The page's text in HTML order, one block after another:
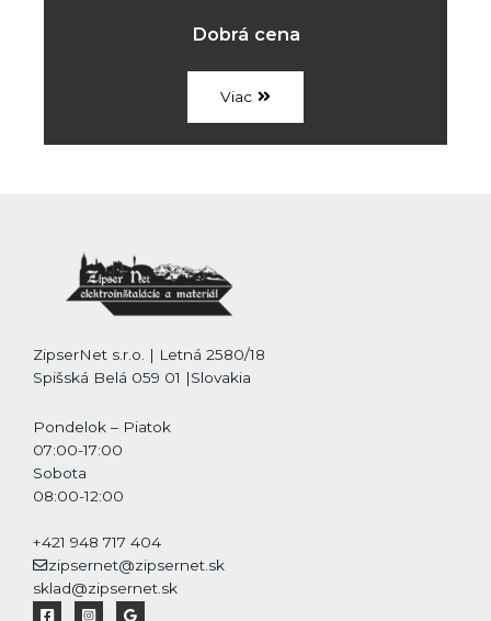
Dobrá cena
Viac
ZipserNet s.r.o. | Letná 2580/18
Spišská Belá 059 01 |Slovakia
Pondelok – Piatok
07:00-17:00
Sobota
08:00-12:00
+421 948 717 404
zipsernet@zipsernet.sk
sklad@zipsernet.sk